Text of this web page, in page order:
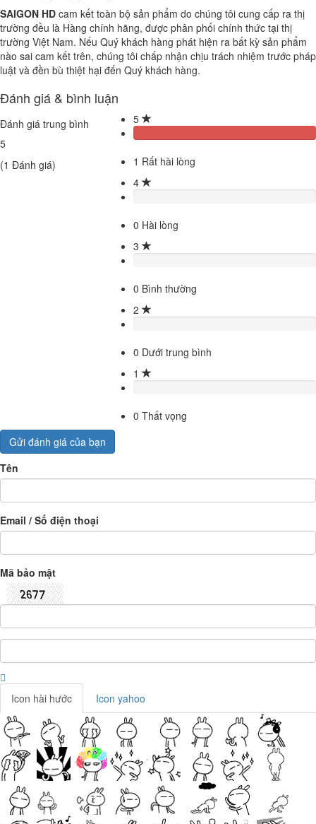
SAIGON HD cam kết toàn bộ sản phẩm do chúng tôi cung cấp ra thị
trường đều là Hàng chính hãng, được phân phối chính thức tại thị
trường Việt Nam. Nếu Quý khách hàng phát hiện ra bất kỳ sản phẩm
nào sai cam kết trên, chúng tôi chấp nhận chịu trách nhiệm trước pháp
luật và đền bù thiệt hại đến Quý khách hàng.
Đánh giá & bình luận
Đánh giá trung bình
5
(1 Đánh giá)
5
1 Rất hài lòng
4
0 Hài lòng
3
0 Bình thường
2
0 Dưới trung bình
1
0 Thất vọng
Gửi đánh giá của bạn
Tên
Email / Số điện thoại
Mã bảo mật
Icon hài hước Icon yahoo